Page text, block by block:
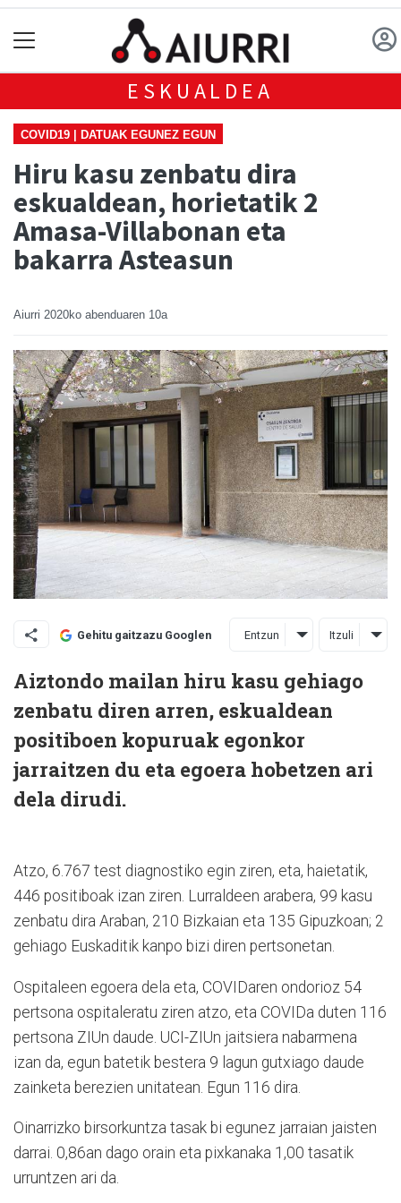
ESKUALDEA
COVID19 | DATUAK EGUNEZ EGUN
Hiru kasu zenbatu dira
eskualdean, horietatik 2
Amasa-Villabonan eta
bakarra Asteasun
Aiurri 2020ko abenduaren 10a
Gehitu gaitzazu Googlen Entzun Itzuli
Aiztondo mailan hiru kasu gehiago
zenbatu diren arren, eskualdean
positiboen kopuruak egonkor
jarraitzen du eta egoera hobetzen ari
dela dirudi.
Atzo, 6.767 test diagnostiko egin ziren, eta, haietatik,
446 positiboak izan ziren. Lurraldeen arabera, 99 kasu
zenbatu dira Araban, 210 Bizkaian eta 135 Gipuzkoan; 2
gehiago Euskaditik kanpo bizi diren pertsonetan.
Ospitaleen egoera dela eta, COVIDaren ondorioz 54
pertsona ospitaleratu ziren atzo, eta COVIDa duten 116
pertsona ZIUn daude. UCI-ZIUn jaitsiera nabarmena
izan da, egun batetik bestera 9 lagun gutxiago daude
zainketa berezien unitatean. Egun 116 dira.
Oinarrizko birsorkuntza tasak bi egunez jarraian jaisten
darrai. 0,86an dago orain eta pixkanaka 1,00 tasatik
urruntzen ari da.